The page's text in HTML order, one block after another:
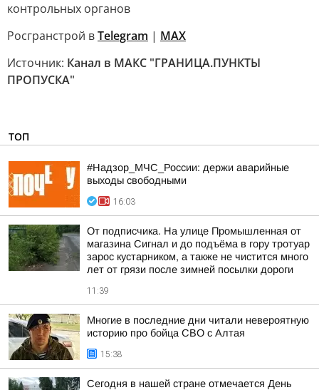
контрольных органов
Росгранстрой вTelegram | MAX
Источник: Канал в МАКС "ГРАНИЦА.ПУНКТЫ
ПРОПУСКА"
ТОП
#Надзор_МЧС_России: держи аварийные
выходы свободными
16:03
От подписчика. На улице Промышленная от
магазина Сигнал и до подъёма в гору тротуар
зарос кустарником, а также не чистится много
лет от грязи после зимней посылки дороги
11:39
Многие в последние дни читали невероятную
историю про бойца СВО с Алтая
15:38
Сегодня в нашей стране отмечается День